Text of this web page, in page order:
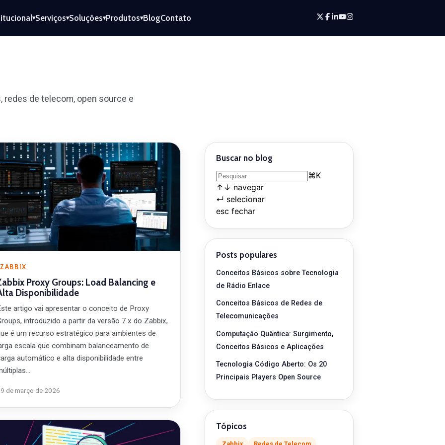
▾Serviços▾Soluções▾Produtos▾BlogContato
redes de telecom, open source e
ZABBIX
Proxy Groups: Load Balancing e
Disponibilidade
artigo vai apresentar o conceito de Proxy
introduzido a partir da versão 7.x do Zabbix,
é um recurso estratégico para ambientes de
escala que combinam balanceamento de
automático e alta disponibilidade entre
de março de 2026
Buscar no blog
⌘K
↑ ↓ navegar
↵ selecionar
esc fechar
Posts populares
Conceitos Básicos sobre Tecnologia
de Rádio Enlace
Conceitos Básicos de Redes de
Telecomunicações
Computação Quântica: Surgimento,
Conceitos Básicos e Aplicações
Tecnologia Código Aberto: Os 20
Principais Players Open Source
Tópicos